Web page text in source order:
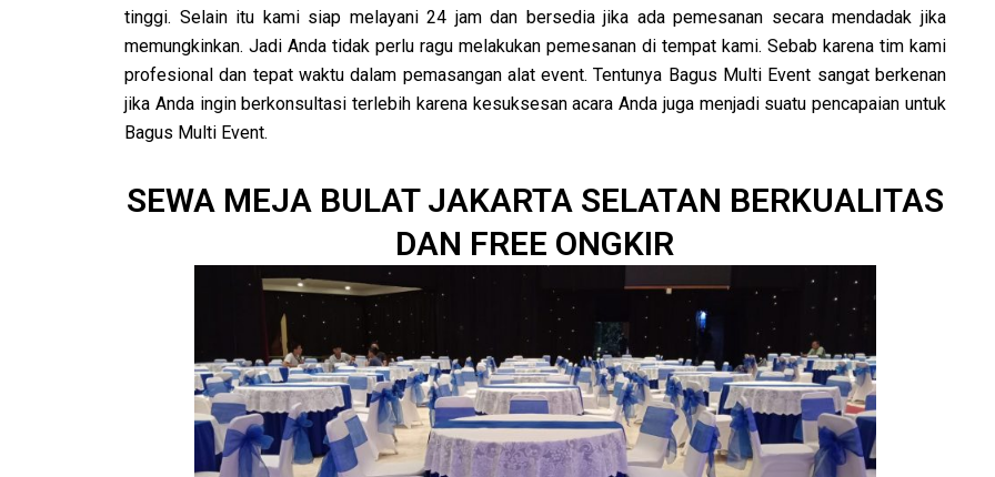
tinggi. Selain itu kami siap melayani 24 jam dan bersedia jika ada pemesanan secara mendadak jika
memungkinkan. Jadi Anda tidak perlu ragu melakukan pemesanan di tempat kami. Sebab karena tim kami
profesional dan tepat waktu dalam pemasangan alat event. Tentunya Bagus Multi Event sangat berkenan
jika Anda ingin berkonsultasi terlebih karena kesuksesan acara Anda juga menjadi suatu pencapaian untuk
Bagus Multi Event.
SEWA MEJA BULAT JAKARTA SELATAN BERKUALITAS
DAN FREE ONGKIR